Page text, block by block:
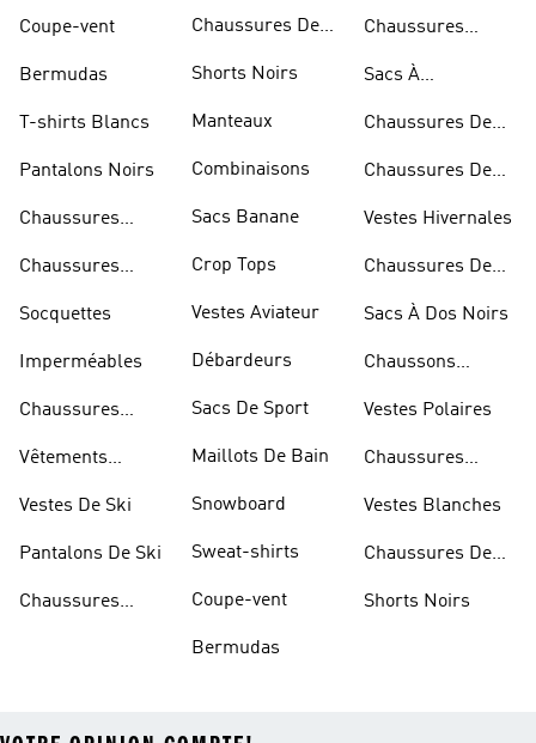
Coupe-vent
Bermudas
T-shirts Blancs
Pantalons Noirs
Chaussures
Chaussures
Socquettes
Imperméables
Chaussures
Vêtements
Vestes De Ski
Pantalons De Ski
Chaussures
Chaussures De
Shorts Noirs
Manteaux
Combinaisons
Sacs Banane
Crop Tops
Vestes Aviateur
Débardeurs
Sacs De Sport
Maillots De Bain
Snowboard
Sweat-shirts
Coupe-vent
Bermudas
Chaussures
Sacs À
Chaussures De
Chaussures De
Vestes Hivernales
Chaussures De
Sacs À Dos Noirs
Chaussons
Vestes Polaires
Chaussures
Vestes Blanches
Chaussures De
Shorts Noirs